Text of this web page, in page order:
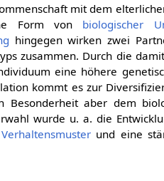
mit dem
Form von biologischer
hingegen wirken zwei
zusammen. Durch die
eine höhere
kommt es zur
Besonderheit aber dem
wurde u. a. die
Verhaltensmuster und eine